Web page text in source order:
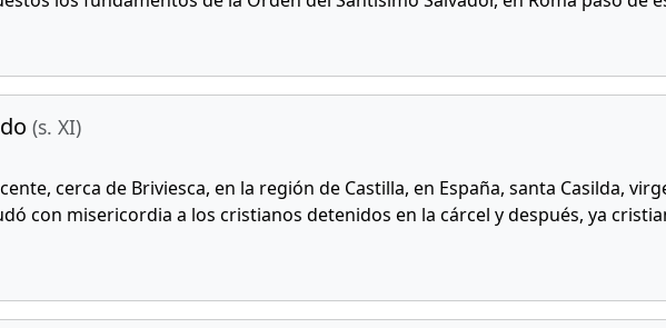
(s. XI)
cerca de Briviesca, en la región de Castilla, en España, santa Casilda,
con misericordia a los cristianos detenidos en la cárcel y después, ya